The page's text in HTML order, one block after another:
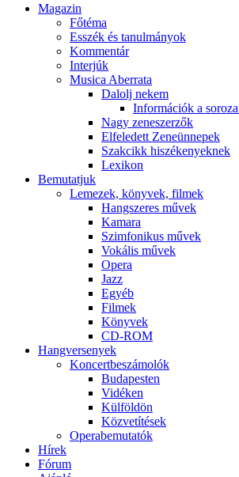
Magazin
Főtéma
Esszék és tanulmányok
Kommentár
Interjúk
Musica Aberrata
Dalolj nekem
Információk a
Nagy zeneszerzők
Elfeledett Zeneünnepek
Szakcikk hiszékenyeknek
Lexikon
Bemutatjuk
Lemezek, könyvek, filmek
Hangszeres művek
Kamara
Szimfonikus művek
Vokális művek
Opera
Jazz
Egyéb
Filmek
Könyvek
CD-ROM
Hangversenyek
Koncertbeszámolók
Budapesten
Vidéken
Külföldön
Közvetítések
Operabemutatók
Hírek
Fórum